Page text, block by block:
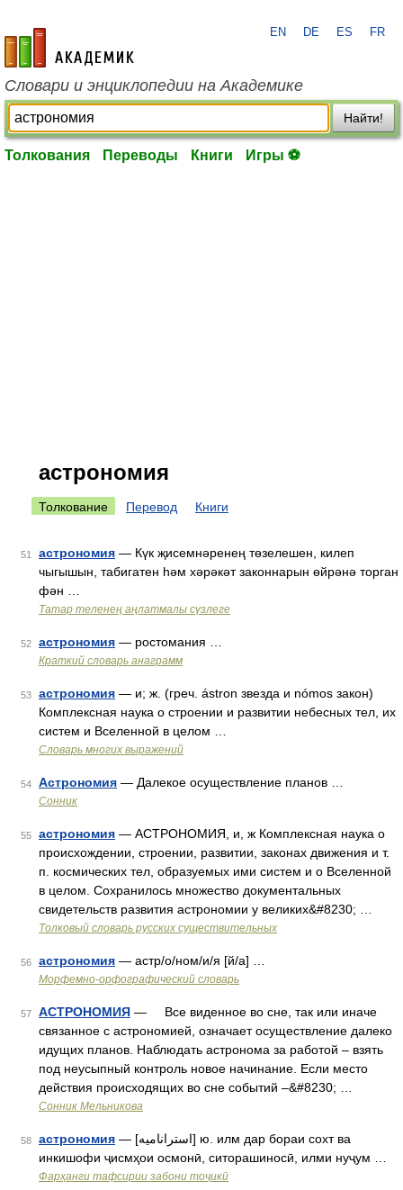
academic.ru
EN DE ES FR
Словари и энциклопедии на Академике
Найти!
Толкования Переводы Книги Игры ⚽
астрономия
Толкование Перевод Книги
51 астрономия — Күк җисемнәренең төзелешен, килеп
чыгышын, табигатен һәм хәрәкәт законнарын өйрәнә торган
фән …
Татар теленең аңлатмалы сүзлеге
52 астрономия — ростомания …
Краткий словарь анаграмм
53 астрономия — и; ж. (греч. ástron звезда и nómos закон)
Комплексная наука о строении и развитии небесных тел, их
систем и Вселенной в целом …
Словарь многих выражений
54 Астрономия — Далекое осуществление планов …
Сонник
55 астрономия — АСТРОНОМИЯ, и, ж Комплексная наука о
происхождении, строении, развитии, законах движения и т.
п. космических тел, образуемых ими систем и о Вселенной
в целом. Сохранилось множество документальных
свидетельств развития астрономии у великих&#8230; …
Толковый словарь русских существительных
56 астрономия — астр/о/ном/и/я [й/а] …
Морфемно-орфографический словарь
57 АСТРОНОМИЯ — Все виденное во сне, так или иначе
связанное с астрономией, означает осуществление далеко
идущих планов. Наблюдать астронома за работой – взять
под неусыпный контроль новое начинание. Если место
действия происходящих во сне событий –&#8230; …
Сонник Мельникова
58 астрономия — [استراناميه] ю. илм дар бораи сохт ва
инкишофи ҷисмҳои осмонӣ, ситорашиносӣ, илми нуҷум …
Фарҳанги тафсирии забони тоҷикӣ